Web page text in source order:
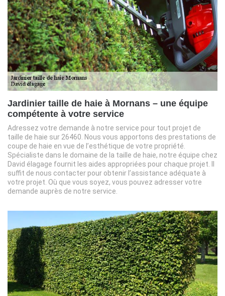
Jardinier taille de haie à Mornans – une équipe
compétente à votre service
Adressez votre demande à notre service pour tout projet de
taille de haie sur 26460. Nous vous apportons des prestations de
coupe de haie en vue de l’esthétique de votre propriété.
Spécialiste dans le domaine de la taille de haie, notre équipe chez
David élagage fournit les aides appropriées pour chaque projet. Il
suffit de nous contacter pour obtenir l’assistance adéquate à
votre projet. Où que vous soyez, vous pouvez adresser votre
demande auprès de notre service.